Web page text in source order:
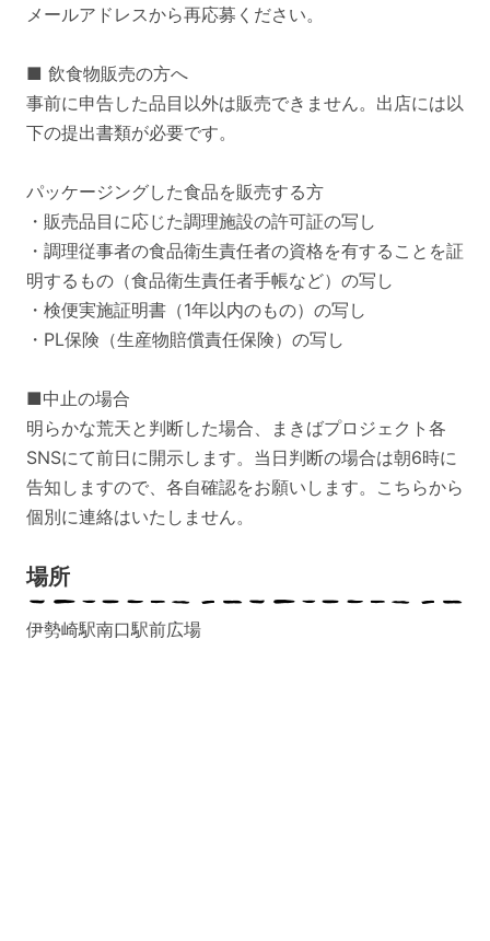
メールアドレスから再応募ください。
■ 飲食物販売の方へ
事前に申告した品目以外は販売できません。出店には以
下の提出書類が必要です。
パッケージングした食品を販売する方
・販売品目に応じた調理施設の許可証の写し
・調理従事者の食品衛生責任者の資格を有することを証
明するもの（食品衛生責任者手帳など）の写し
・検便実施証明書（1年以内のもの）の写し
・PL保険（生産物賠償責任保険）の写し
■中止の場合
明らかな荒天と判断した場合、まきばプロジェクト各
SNSにて前日に開示します。当日判断の場合は‪朝6時に
告知しますので、各自確認をお願いします。こちらから
個別に連絡はいたしません。‬
場所
伊勢崎駅南口駅前広場